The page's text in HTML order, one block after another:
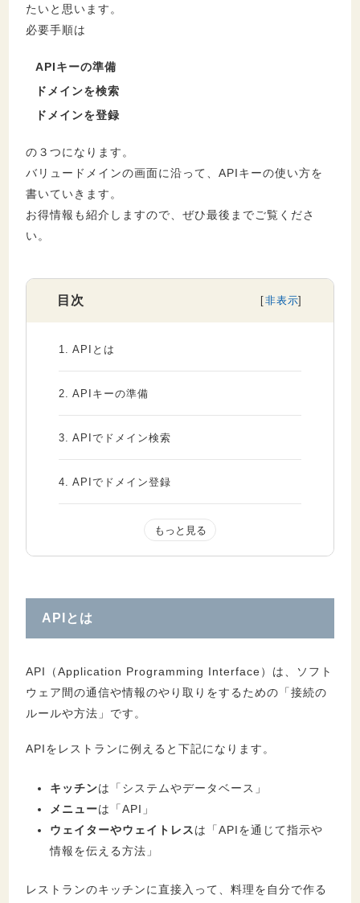
たいと思います。
必要手順は
APIキーの準備
ドメインを検索
ドメインを登録
の３つになります。
バリュードメインの画面に沿って、APIキーの使い方を
書いていきます。
お得情報も紹介しますので、ぜひ最後までご覧くださ
い。
目次
1. APIとは
2. APIキーの準備
3. APIでドメイン検索
4. APIでドメイン登録
APIとは
API（Application Programming Interface）は、ソフト
ウェア間の通信や情報のやり取りをするための「接続の
ルールや方法」です。
APIをレストランに例えると下記になります。
キッチンは「システムやデータベース」
メニューは「API」
ウェイターやウェイトレスは「APIを通じて指示や
情報を伝える方法」
レストランのキッチンに直接入って、料理を自分で作る